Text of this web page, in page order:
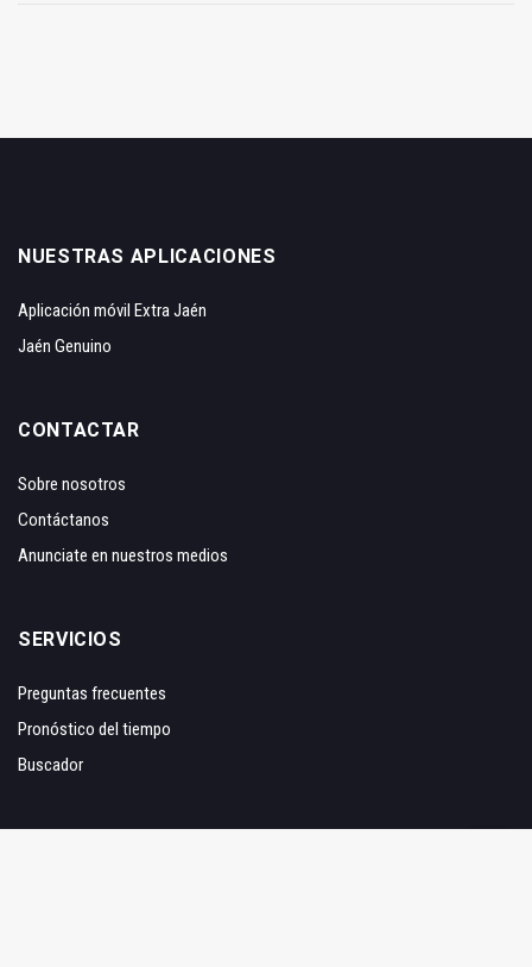
NUESTRAS APLICACIONES
Aplicación móvil Extra Jaén
Jaén Genuino
CONTACTAR
Sobre nosotros
Contáctanos
Anunciate en nuestros medios
SERVICIOS
Preguntas frecuentes
Pronóstico del tiempo
Buscador